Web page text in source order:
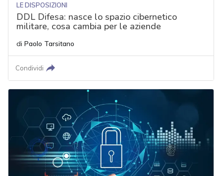
LE DISPOSIZIONI
DDL Difesa: nasce lo spazio cibernetico
militare, cosa cambia per le aziende
di Paolo Tarsitano
Condividi